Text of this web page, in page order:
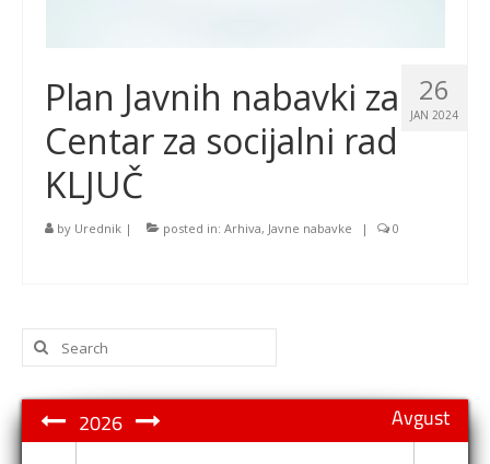
26
JAN 2024
Plan Javnih nabavki za
Centar za socijalni rad
KLJUČ
by Urednik | posted in: Arhiva, Javne nabavke | 0
Search
for:
Avgust
2026